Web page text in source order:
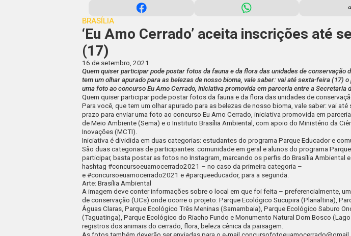
BRASÍLIA
‘Eu Amo Cerrado’ aceita inscrições até
(17)
16 de setembro, 2021
Quem quiser participar pode postar fotos da fauna e da flora das unidades de conservação
tem um olhar apurado para as belezas de nosso bioma, vale saber: vai até sexta-feira (17)
uma foto ao concurso Eu Amo Cerrado, iniciativa promovida em parceria entre a Secretaria
Quem quiser participar pode postar fotos da fauna e da flora das unidades de
Para você, que tem um olhar apurado para as belezas de nosso bioma, vale saber: vai
prazo para enviar uma foto ao concursoEu Amo Cerrado, iniciativa promovida em
de Meio Ambiente (Sema) e o Instituto Brasília Ambiental, com apoio do Ministério da
Inovações (MCTI).
Iniciativa é dividida em duas categorias: estudantes do programa Parque Educador e
São duas categorias de participantes: comunidade em geral e alunos do programa
participar, basta postar as fotos no Instagram, marcando os perfis doBrasília Ambiental
hashtag#concursoeuamocerrado2021 – no caso da primeira categoria –
e#concursoeuamocerrado2021 e#parqueeducador, para a segunda.
Arte: Brasília Ambiental
A imagem deve conter informações sobre o local em que foi feita – preferencialmente,
de conservação (UCs) onde ocorre o projeto: Parque Ecológico Sucupira (Planaltina),
Águas Claras, Parque Ecológico Três Meninas (Samambaia), Parque Ecológico Saburo
(Taguatinga), Parque Ecológico do Riacho Fundo e Monumento Natural Dom Bosco
registros dos animais do cerrado, flora, beleza cênica da paisagem.